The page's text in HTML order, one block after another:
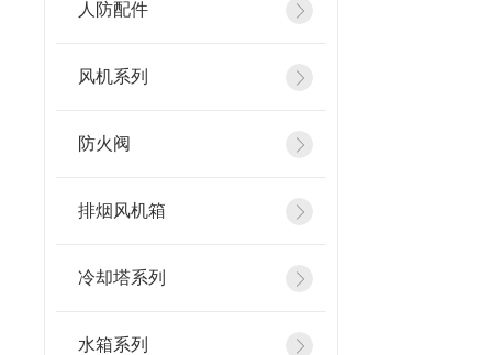
人防配件
风机系列
防火阀
排烟风机箱
冷却塔系列
水箱系列